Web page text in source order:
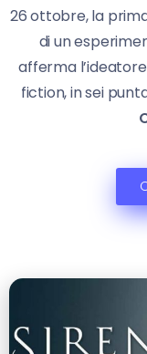
26 ottobre, la
di un
afferma
fiction, in sei